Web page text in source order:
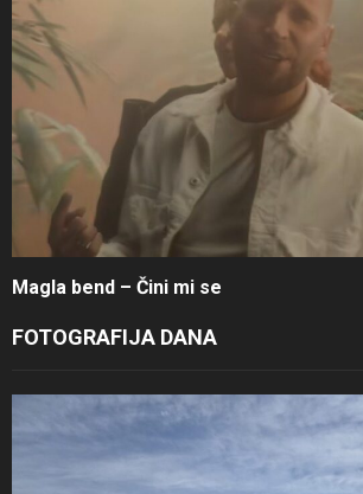
Magla bend – Čini mi se
FOTOGRAFIJA DANA